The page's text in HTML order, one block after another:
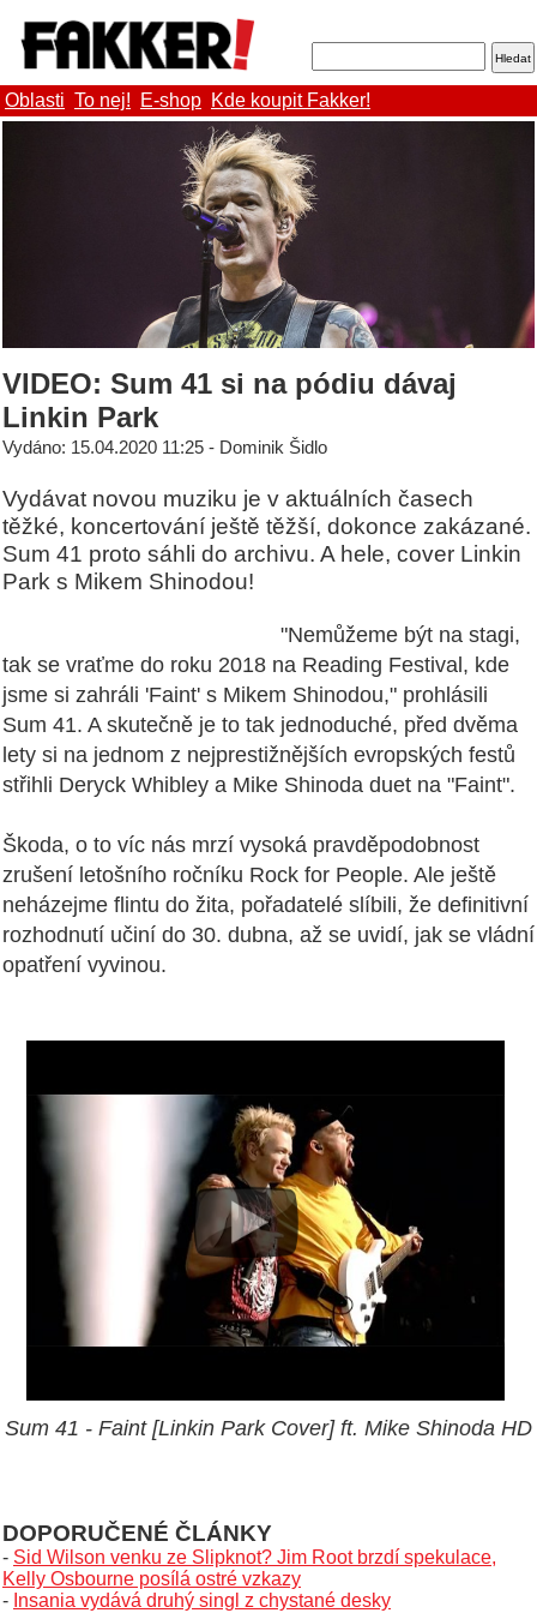
Oblasti To nej! E-shop Kde koupit Fakker!
VIDEO: Sum 41 si na pódiu dávaj
Linkin Park
Vydáno: 15.04.2020 11:25 - Dominik Šidlo
Vydávat novou muziku je v aktuálních časech
těžké, koncertování ještě těžší, dokonce zakázané.
Sum 41 proto sáhli do archivu. A hele, cover Linkin
Park s Mikem Shinodou!
"Nemůžeme být na stagi,
tak se vraťme do roku 2018 na Reading Festival, kde
jsme si zahráli 'Faint' s Mikem Shinodou," prohlásili
Sum 41. A skutečně je to tak jednoduché, před dvěma
lety si na jednom z nejprestižnějších evropských festů
střihli Deryck Whibley a Mike Shinoda duet na "Faint".
Škoda, o to víc nás mrzí vysoká pravděpodobnost
zrušení letošního ročníku Rock for People. Ale ještě
neházejme flintu do žita, pořadatelé slíbili, že definitivní
rozhodnutí učiní do 30. dubna, až se uvidí, jak se vládní
opatření vyvinou.
Sum 41 - Faint [Linkin Park Cover] ft. Mike Shinoda HD
DOPORUČENÉ ČLÁNKY
- Sid Wilson venku ze Slipknot? Jim Root brzdí spekulace,
Kelly Osbourne posílá ostré vzkazy
- Insania vydává druhý singl z chystané desky